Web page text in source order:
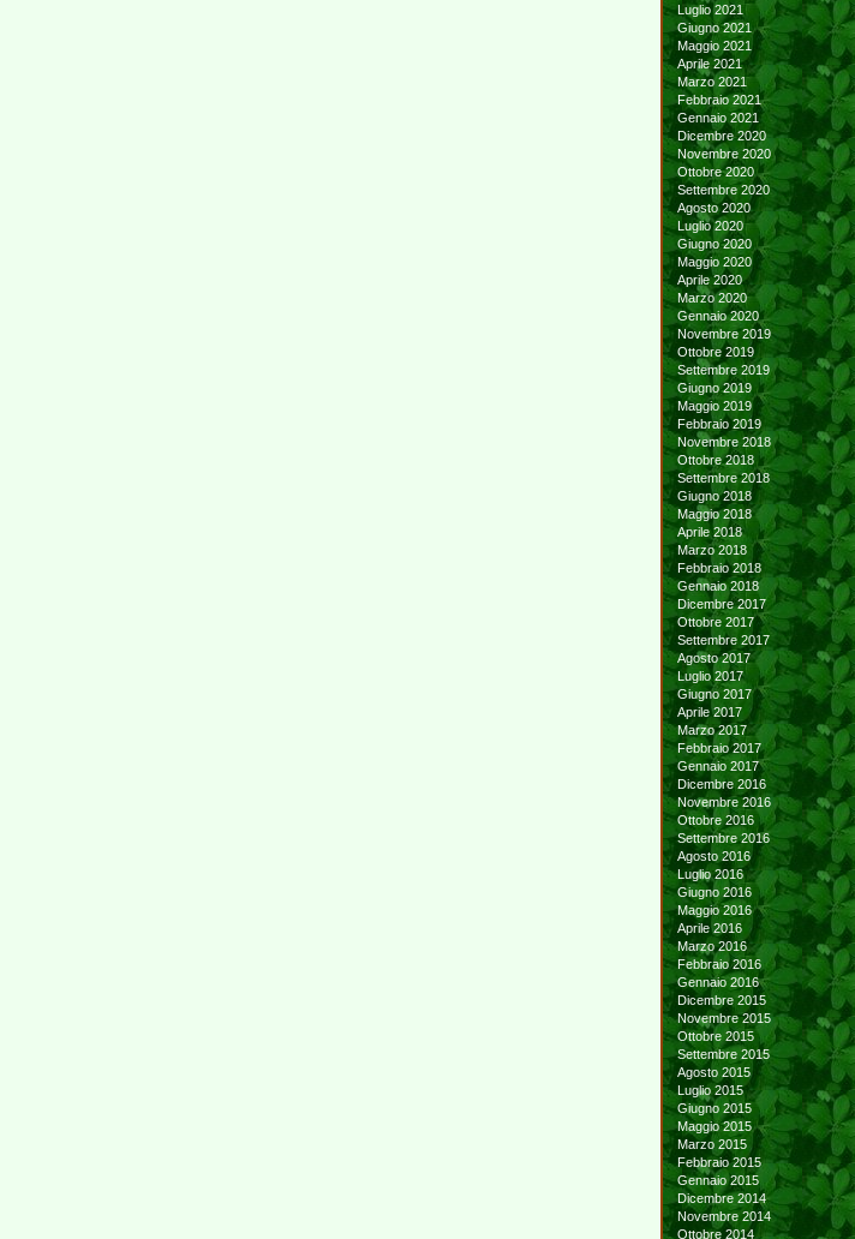
Luglio 2021
Giugno 2021
Maggio 2021
Aprile 2021
Marzo 2021
Febbraio 2021
Gennaio 2021
Dicembre 2020
Novembre 2020
Ottobre 2020
Settembre 2020
Agosto 2020
Luglio 2020
Giugno 2020
Maggio 2020
Aprile 2020
Marzo 2020
Gennaio 2020
Novembre 2019
Ottobre 2019
Settembre 2019
Giugno 2019
Maggio 2019
Febbraio 2019
Novembre 2018
Ottobre 2018
Settembre 2018
Giugno 2018
Maggio 2018
Aprile 2018
Marzo 2018
Febbraio 2018
Gennaio 2018
Dicembre 2017
Ottobre 2017
Settembre 2017
Agosto 2017
Luglio 2017
Giugno 2017
Aprile 2017
Marzo 2017
Febbraio 2017
Gennaio 2017
Dicembre 2016
Novembre 2016
Ottobre 2016
Settembre 2016
Agosto 2016
Luglio 2016
Giugno 2016
Maggio 2016
Aprile 2016
Marzo 2016
Febbraio 2016
Gennaio 2016
Dicembre 2015
Novembre 2015
Ottobre 2015
Settembre 2015
Agosto 2015
Luglio 2015
Giugno 2015
Maggio 2015
Marzo 2015
Febbraio 2015
Gennaio 2015
Dicembre 2014
Novembre 2014
Ottobre 2014